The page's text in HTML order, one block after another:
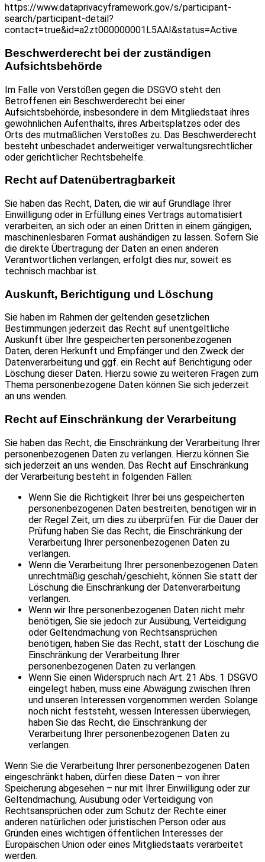
https://www.dataprivacyframework.gov/s/participant-
search/participant-detail?
contact=true&id=a2zt000000001L5AAI&status=Active
Beschwerde­recht bei der zuständigen
Aufsichts­behörde
Im Falle von Verstößen gegen die DSGVO steht den
Betroffenen ein Beschwerderecht bei einer
Aufsichtsbehörde, insbesondere in dem Mitgliedstaat ihres
gewöhnlichen Aufenthalts, ihres Arbeitsplatzes oder des
Orts des mutmaßlichen Verstoßes zu. Das Beschwerderecht
besteht unbeschadet anderweitiger verwaltungsrechtlicher
oder gerichtlicher Rechtsbehelfe.
Recht auf Daten­übertrag­barkeit
Sie haben das Recht, Daten, die wir auf Grundlage Ihrer
Einwilligung oder in Erfüllung eines Vertrags automatisiert
verarbeiten, an sich oder an einen Dritten in einem gängigen,
maschinenlesbaren Format aushändigen zu lassen. Sofern Sie
die direkte Übertragung der Daten an einen anderen
Verantwortlichen verlangen, erfolgt dies nur, soweit es
technisch machbar ist.
Auskunft, Berichtigung und Löschung
Sie haben im Rahmen der geltenden gesetzlichen
Bestimmungen jederzeit das Recht auf unentgeltliche
Auskunft über Ihre gespeicherten personenbezogenen
Daten, deren Herkunft und Empfänger und den Zweck der
Datenverarbeitung und ggf. ein Recht auf Berichtigung oder
Löschung dieser Daten. Hierzu sowie zu weiteren Fragen zum
Thema personenbezogene Daten können Sie sich jederzeit
an uns wenden.
Recht auf Einschränkung der Verarbeitung
Sie haben das Recht, die Einschränkung der Verarbeitung Ihrer
personenbezogenen Daten zu verlangen. Hierzu können Sie
sich jederzeit an uns wenden. Das Recht auf Einschränkung
der Verarbeitung besteht in folgenden Fällen:
Wenn Sie die Richtigkeit Ihrer bei uns gespeicherten
personenbezogenen Daten bestreiten, benötigen wir in
der Regel Zeit, um dies zu überprüfen. Für die Dauer der
Prüfung haben Sie das Recht, die Einschränkung der
Verarbeitung Ihrer personenbezogenen Daten zu
verlangen.
Wenn die Verarbeitung Ihrer personenbezogenen Daten
unrechtmäßig geschah/geschieht, können Sie statt der
Löschung die Einschränkung der Datenverarbeitung
verlangen.
Wenn wir Ihre personenbezogenen Daten nicht mehr
benötigen, Sie sie jedoch zur Ausübung, Verteidigung
oder Geltendmachung von Rechtsansprüchen
benötigen, haben Sie das Recht, statt der Löschung die
Einschränkung der Verarbeitung Ihrer
personenbezogenen Daten zu verlangen.
Wenn Sie einen Widerspruch nach Art. 21 Abs. 1 DSGVO
eingelegt haben, muss eine Abwägung zwischen Ihren
und unseren Interessen vorgenommen werden. Solange
noch nicht feststeht, wessen Interessen überwiegen,
haben Sie das Recht, die Einschränkung der
Verarbeitung Ihrer personenbezogenen Daten zu
verlangen.
Wenn Sie die Verarbeitung Ihrer personenbezogenen Daten
eingeschränkt haben, dürfen diese Daten – von ihrer
Speicherung abgesehen – nur mit Ihrer Einwilligung oder zur
Geltendmachung, Ausübung oder Verteidigung von
Rechtsansprüchen oder zum Schutz der Rechte einer
anderen natürlichen oder juristischen Person oder aus
Gründen eines wichtigen öffentlichen Interesses der
Europäischen Union oder eines Mitgliedstaats verarbeitet
werden.